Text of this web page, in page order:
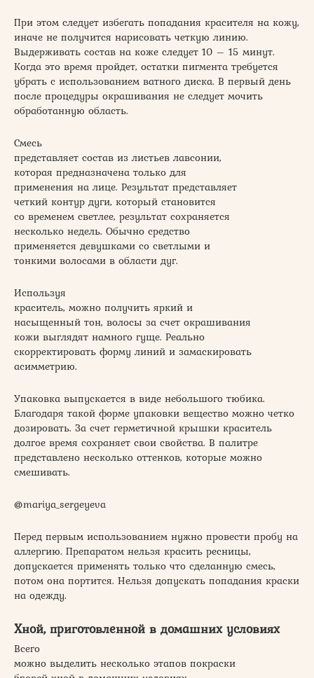
При этом следует избегать попадания красителя на кожу,
иначе не получится нарисовать четкую линию.
Выдерживать состав на коже следует 10 – 15 минут.
Когда это время пройдет, остатки пигмента требуется
убрать с использованием ватного диска. В первый день
после процедуры окрашивания не следует мочить
обработанную область.
Смесь
представляет состав из листьев лавсонии,
которая предназначена только для
применения на лице. Результат представляет
четкий контур дуги, который становится
со временем светлее, результат сохраняется
несколько недель. Обычно средство
применяется девушками со светлыми и
тонкими волосами в области дуг.
Используя
краситель, можно получить яркий и
насыщенный тон, волосы за счет окрашивания
кожи выглядят намного гуще. Реально
скорректировать форму линий и замаскировать
асимметрию.
Упаковка выпускается в виде небольшого тюбика.
Благодаря такой форме упаковки вещество можно четко
дозировать. За счет герметичной крышки краситель
долгое время сохраняет свои свойства. В палитре
представлено несколько оттенков, которые можно
смешивать.
@mariya_sergeyeva
Перед первым использованием нужно провести пробу на
аллергию. Препаратом нельзя красить ресницы,
допускается применять только что сделанную смесь,
потом она портится. Нельзя допускать попадания краски
на одежду.
Хной, приготовленной в домашних условиях
Всего
можно выделить несколько этапов покраски